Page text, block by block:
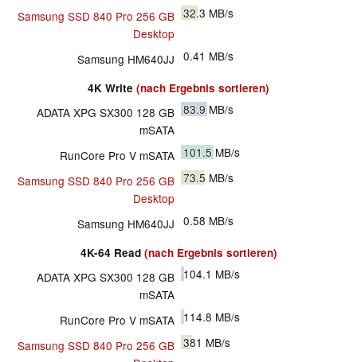
Samsung SSD 840 Pro 256 GB
Desktop
32.3 MB/s
Samsung HM640JJ 0.41 MB/s
4K Write (nach Ergebnis sortieren)
ADATA XPG SX300 128 GB
mSATA
83.9 MB/s
RunCore Pro V mSATA 101.5 MB/s
Samsung SSD 840 Pro 256 GB
Desktop
73.5 MB/s
Samsung HM640JJ 0.58 MB/s
4K-64 Read (nach Ergebnis sortieren)
ADATA XPG SX300 128 GB
mSATA
104.1 MB/s
RunCore Pro V mSATA 114.8 MB/s
Samsung SSD 840 Pro 256 GB 381 MB/s